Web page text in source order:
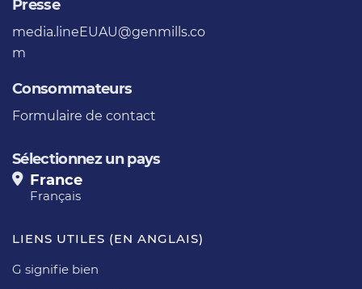
Presse
media.lineEUAU@genmills.co
m
Consommateurs
Formulaire de contact
Sélectionnez un pays
France
Français
LIENS UTILES (EN ANGLAIS)
G signifie bien